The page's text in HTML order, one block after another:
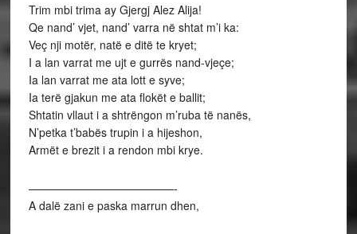
Trim mbi trima ay Gjergj Alez Alija!
Qe nand’ vjet, nand’ varra në shtat m’i ka:
Veç nji motër, natë e ditë te kryet;
I a lan varrat me ujt e gurrës nand-vjeçe;
Ia lan varrat me ata lott e syve;
Ia terë gjakun me ata flokët e ballit;
Shtatin vllaut i a shtrëngon m’ruba të nanës,
N’petka t’babës trupin i a hijeshon,
Armët e brezit i a rendon mbi krye.
—————————————-
A dalë zani e paska marrun dhen,